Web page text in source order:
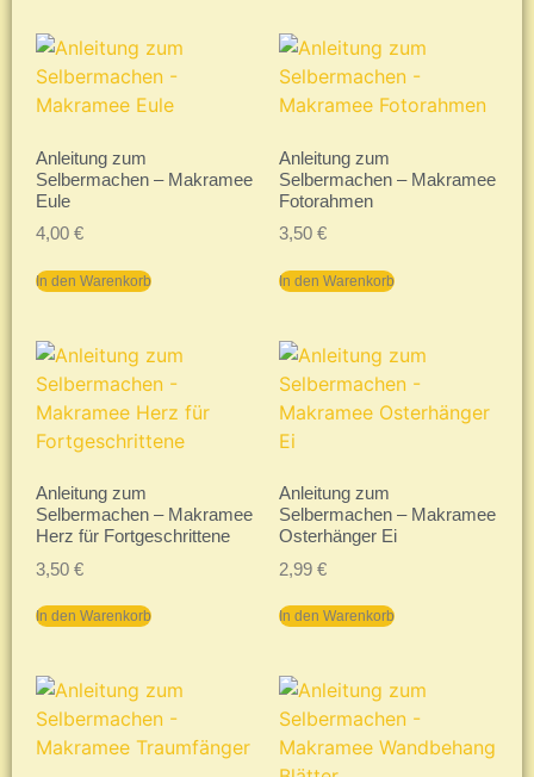
Anleitung zum
Selbermachen – Makramee
Eule
4,00 €
In den Warenkorb
Anleitung zum
Selbermachen – Makramee
Fotorahmen
3,50 €
In den Warenkorb
Anleitung zum
Selbermachen – Makramee
Herz für Fortgeschrittene
3,50 €
In den Warenkorb
Anleitung zum
Selbermachen – Makramee
Osterhänger Ei
2,99 €
In den Warenkorb